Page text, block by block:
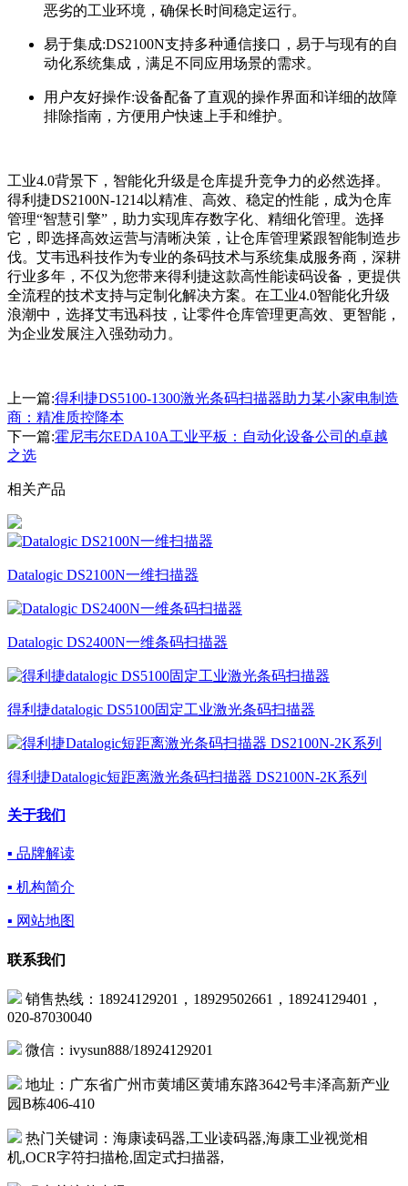
恶劣的工业环境，确保长时间稳定运行。
易于集成:DS2100N支持多种通信接口，易于与现有的自
动化系统集成，满足不同应用场景的需求。
用户友好操作:设备配备了直观的操作界面和详细的故障
排除指南，方便用户快速上手和维护。
工业4.0背景下，智能化升级是仓库提升竞争力的必然选择。
得利捷DS2100N-1214以精准、高效、稳定的性能，成为仓库
管理“智慧引擎”，助力实现库存数字化、精细化管理。选择
它，即选择高效运营与清晰决策，让仓库管理紧跟智能制造步
伐。 艾韦迅科技作为专业的条码技术与系统集成服务商，深耕
行业多年，不仅为您带来得利捷这款高性能读码设备，更提供
全流程的技术支持与定制化解决方案。在工业4.0智能化升级
浪潮中，选择艾韦迅科技，让零件仓库管理更高效、更智能，
为企业发展注入强劲动力。
上一篇:得利捷DS5100-1300激光条码扫描器助力某小家电制造
商：精准质控降本
下一篇:霍尼韦尔EDA10A工业平板：自动化设备公司的卓越
之选
相关产品
Datalogic DS2100N一维扫描器
Datalogic DS2400N一维条码扫描器
得利捷datalogic DS5100固定工业激光条码扫描器
得利捷Datalogic短距离激光条码扫描器 DS2100N-2K系列
关于我们
▪ 品牌解读
▪ 机构简介
▪ 网站地图
联系我们
销售热线：18924129201，18929502661，18924129401，
020-87030040
微信：ivysun888/18924129201
地址：广东省广州市黄埔区黄埔东路3642号丰泽高新产业
园B栋406-410
热门关键词：海康读码器,工业读码器,海康工业视觉相
机,OCR字符扫描枪,固定式扫描器,